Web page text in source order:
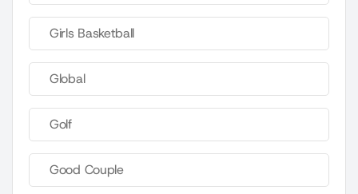
Girls Basketball
Global
Golf
Good Couple